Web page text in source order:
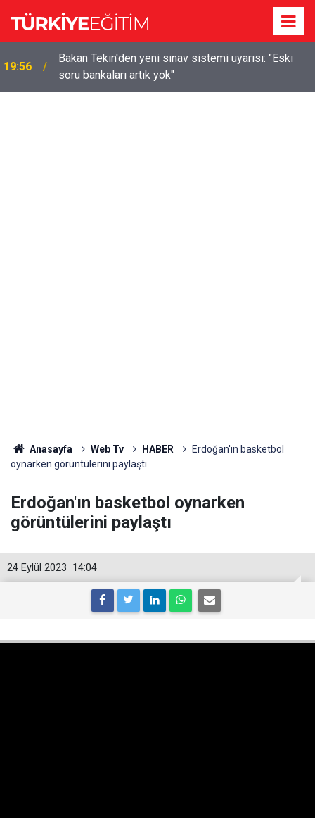
19:56
Bakan Tekin'den yeni sınav sistemi uyarısı: "Eski
soru bankaları artık yok"
Anasayfa Web Tv HABER
Erdoğan'ın basketbol
oynarken görüntülerini paylaştı
Erdoğan'ın basketbol oynarken
görüntülerini paylaştı
14:04
24 Eylül 2023